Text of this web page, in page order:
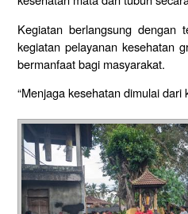
Kegiatan berlangsung dengan
kegiatan pelayanan kesehatan
bermanfaat bagi masyarakat.
“Menjaga kesehatan dimulai